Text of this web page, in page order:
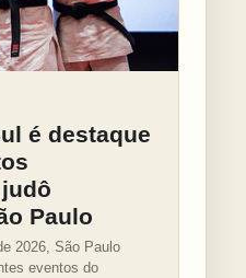
é destaque
Paulo
2026, São Paulo
eventos do